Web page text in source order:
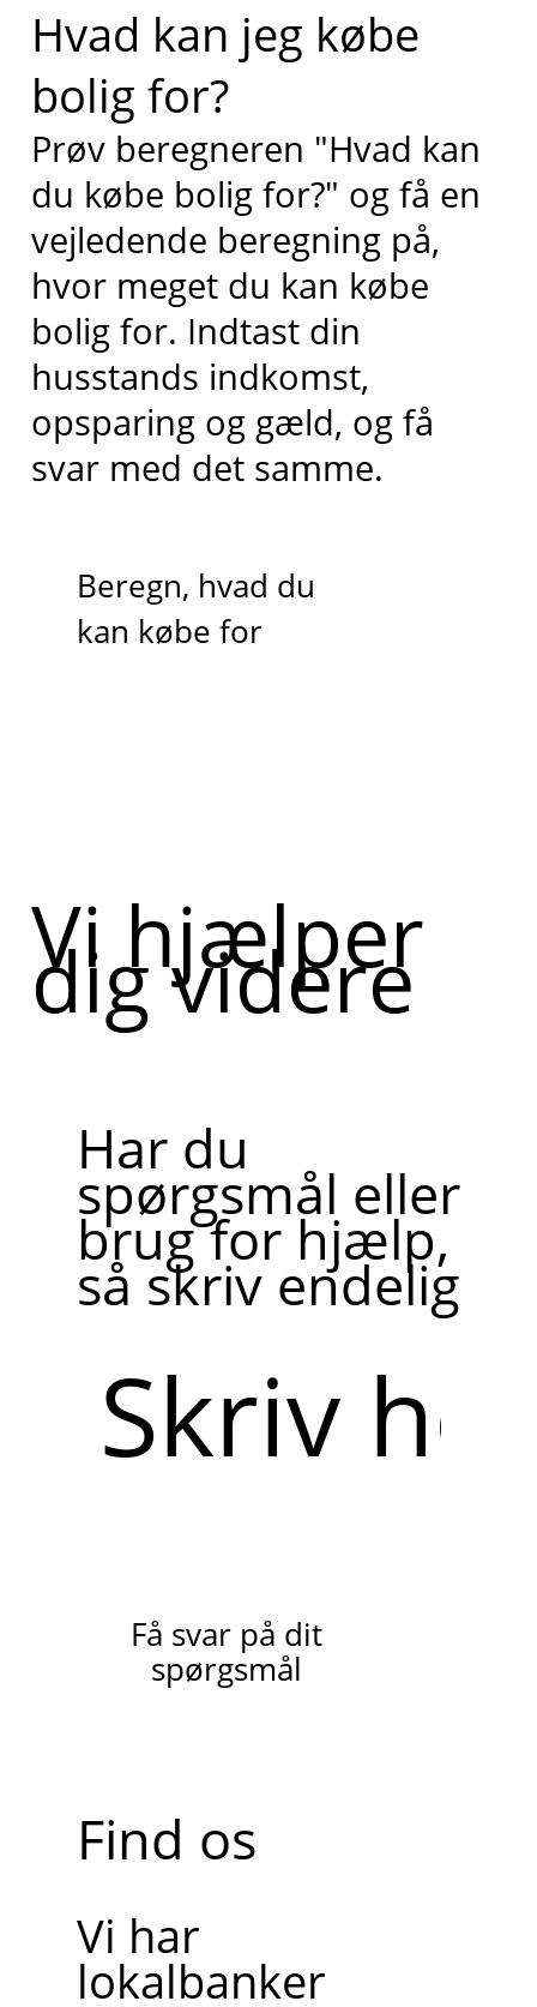
Hvad kan jeg købe
bolig for?
Prøv beregneren "Hvad kan
du købe bolig for?" og få en
vejledende beregning på,
hvor meget du kan købe
bolig for. Indtast din
husstands indkomst,
opsparing og gæld, og få
svar med det samme.
Beregn, hvad du
kan købe for
Vi hjælper
dig videre
Har du
spørgsmål eller
brug for hjælp,
så skriv endelig
her
Få svar på dit
spørgsmål
Find os
Vi har
lokalbanker